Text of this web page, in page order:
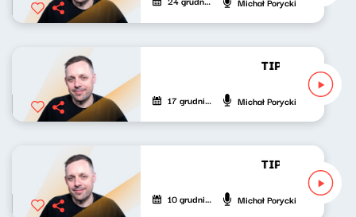
TIP-TOP Lista
17 grudnia 2022 Michał Porycki
TIP-TOP Lista
10 grudnia 2022 Michał Porycki